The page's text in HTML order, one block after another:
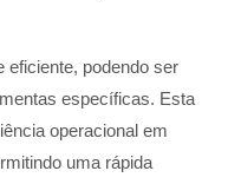
eficiente, podendo ser
específicas. Esta
operacional em
uma rápida